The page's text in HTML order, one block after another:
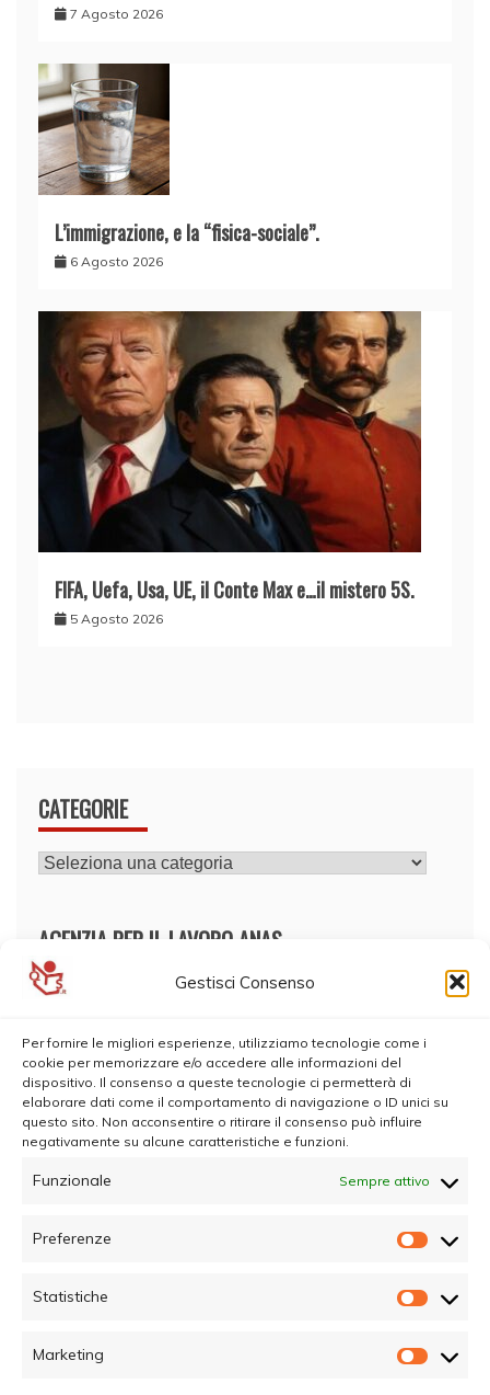
Gestisci Consenso
Per fornire le migliori esperienze, utilizziamo tecnologie come i
cookie per memorizzare e/o accedere alle informazioni del
dispositivo. Il consenso a queste tecnologie ci permetterà di
elaborare dati come il comportamento di navigazione o ID unici su
questo sito. Non acconsentire o ritirare il consenso può influire
negativamente su alcune caratteristiche e funzioni.
Funzionale Sempre attivo
Preferenze
Statistiche
Marketing
7 Agosto 2026
L’immigrazione, e la “fisica-sociale”.
6 Agosto 2026
FIFA, Uefa, Usa, UE, il Conte Max e…il mistero 5S.
5 Agosto 2026
CATEGORIE
CATEGORIE
AGENZIA PER IL LAVORO ANAS